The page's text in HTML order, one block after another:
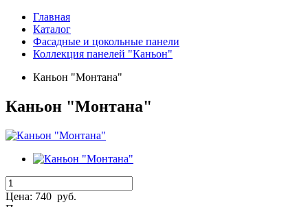
Главная
Каталог
Фасадные и цокольные панели
Коллекция панелей "Каньон"
Каньон "Монтана"
Каньон "Монтана"
Цена: 740 руб.